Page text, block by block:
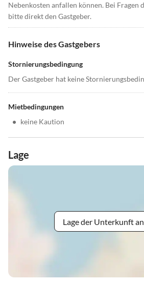
Nebenkosten anfallen können. Bei Fragen
bitte direkt den Gastgeber.
Hinweise des Gastgebers
Stornierungsbedingung
Der Gastgeber hat keine
Mietbedingungen
• keine Kaution
Lage
Lage der Unterkunft